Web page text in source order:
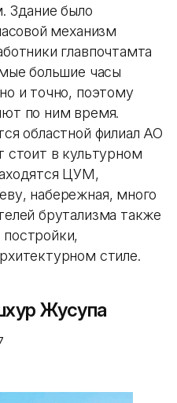
Здание было
механизм
главпочтамта
большие часы
и точно, поэтому
по ним время.
областной филиал АО
стоит в культурном
ЦУМ,
набережная, много
брутализма также
стиле.
Жусупа